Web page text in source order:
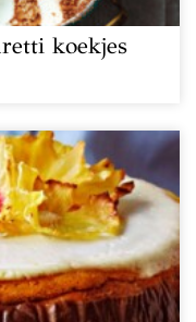
koekjes